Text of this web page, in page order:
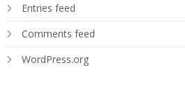
Entries feed
Comments feed
WordPress.org